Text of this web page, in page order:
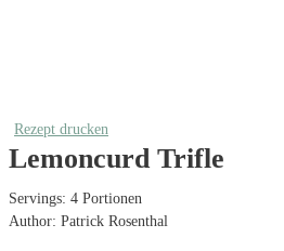
Rezept drucken
Lemoncurd Trifle
Servings: 4 Portionen
Author: Patrick Rosenthal